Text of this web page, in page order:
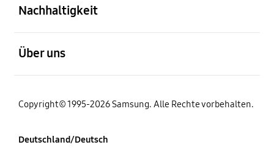
Nachhaltigkeit
Über uns
Copyright© 1995-2026 Samsung. Alle Rechte vorbehalten.
Deutschland/Deutsch